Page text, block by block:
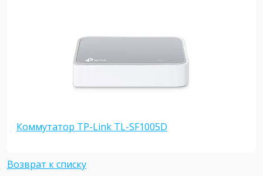
Коммутатор TP-Link TL-SF1005D
Возврат к списку